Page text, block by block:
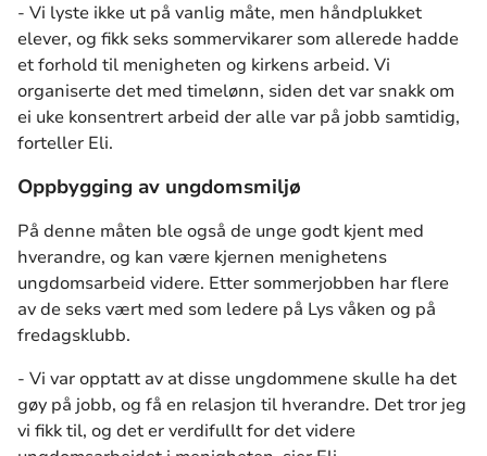
- Vi lyste ikke ut på vanlig måte, men håndplukket
elever, og fikk seks sommervikarer som allerede hadde
et forhold til menigheten og kirkens arbeid. Vi
organiserte det med timelønn, siden det var snakk om
ei uke konsentrert arbeid der alle var på jobb samtidig,
forteller Eli.
Oppbygging av ungdomsmiljø
På denne måten ble også de unge godt kjent med
hverandre, og kan være kjernen menighetens
ungdomsarbeid videre. Etter sommerjobben har flere
av de seks vært med som ledere på Lys våken og på
fredagsklubb.
- Vi var opptatt av at disse ungdommene skulle ha det
gøy på jobb, og få en relasjon til hverandre. Det tror jeg
vi fikk til, og det er verdifullt for det videre